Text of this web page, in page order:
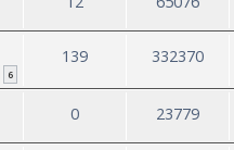
6
139 332370
0 23779